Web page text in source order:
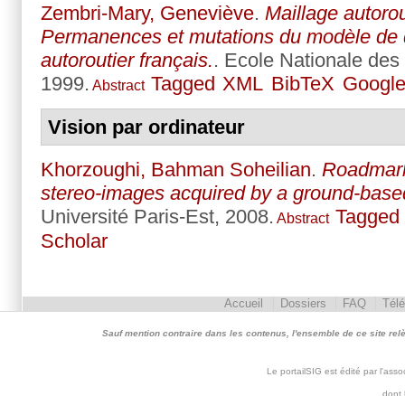
Zembri-Mary, Geneviève. Maillage
Permanences et mutations du modèle
autoroutier français.. Ecole Nationale
1999. Abstract Tagged XML BibTeX
Vision par ordinateur
Khorzoughi, Bahman Soheilian.
stereo-images acquired by a ground-
Université Paris-Est, 2008. Abstract Tagged
Scholar
Accueil Dossiers FAQ
Sauf mention contraire dans les contenus, l'ensemble de ce site
Le portailSIG est édité par
dont